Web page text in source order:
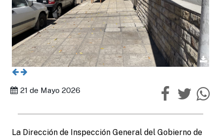
21 de Mayo 2026
La Dirección de Inspección General del Gobierno de